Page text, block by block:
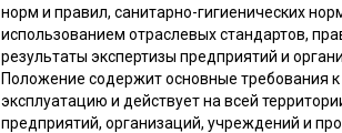
норм и правил, санитарно-гигиенических
использованием отраслевых стандартов,
результаты экспертизы предприятий и
Положение содержит основные требования
эксплуатацию и действует на всей
предприятий, организаций, учреждений и